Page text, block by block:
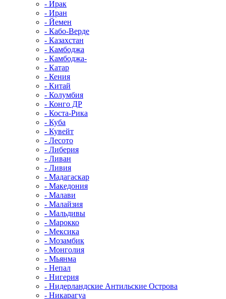
- Ирак
- Иран
- Йемен
- Кабо-Верде
- Казахстан
- Камбоджа
- Камбоджа-
- Катар
- Кения
- Китай
- Колумбия
- Конго ДР
- Коста-Рика
- Куба
- Кувейт
- Лесото
- Либерия
- Ливан
- Ливия
- Мадагаскар
- Македония
- Малави
- Малайзия
- Мальдивы
- Марокко
- Мексика
- Мозамбик
- Монголия
- Мьянма
- Непал
- Нигерия
- Нидерландские Антильские Острова
- Никарагуа